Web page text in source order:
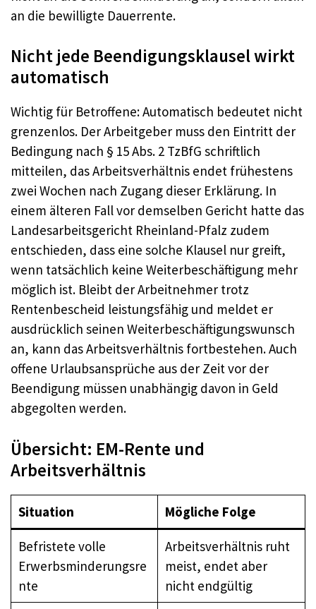
an die bewilligte Dauerrente.
Nicht jede Beendigungsklausel wirkt
automatisch
Wichtig für Betroffene: Automatisch bedeutet nicht
grenzenlos. Der Arbeitgeber muss den Eintritt der
Bedingung nach § 15 Abs. 2 TzBfG schriftlich
mitteilen, das Arbeitsverhältnis endet frühestens
zwei Wochen nach Zugang dieser Erklärung. In
einem älteren Fall vor demselben Gericht hatte das
Landesarbeitsgericht Rheinland-Pfalz zudem
entschieden, dass eine solche Klausel nur greift,
wenn tatsächlich keine Weiterbeschäftigung mehr
möglich ist. Bleibt der Arbeitnehmer trotz
Rentenbescheid leistungsfähig und meldet er
ausdrücklich seinen Weiterbeschäftigungswunsch
an, kann das Arbeitsverhältnis fortbestehen. Auch
offene Urlaubsansprüche aus der Zeit vor der
Beendigung müssen unabhängig davon in Geld
abgegolten werden.
Übersicht: EM-Rente und
Arbeitsverhältnis
Situation Mögliche Folge
Befristete volle
Erwerbsminderungsre
nte
Arbeitsverhältnis ruht
meist, endet aber
nicht endgültig